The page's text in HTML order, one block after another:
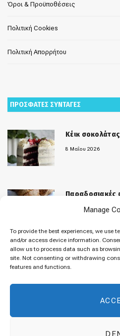
Manage
To provide the best experiences, we use
and/or access device information.
allow us to process data such as
site. Not consenting or withdrawing
features and functions.
Όροι & Προϋποθέσεις
Πολιτική Cookies
Πολιτική Απορρήτου
ΠΡΟΣΦΑΤΕΣ ΣΥΝΤΑΓΕΣ
Κέικ
8 Μαΐου 2026
Παραδοσιακές
31 Μαρτίου 2026
9 Δεκεμβρίου 2025